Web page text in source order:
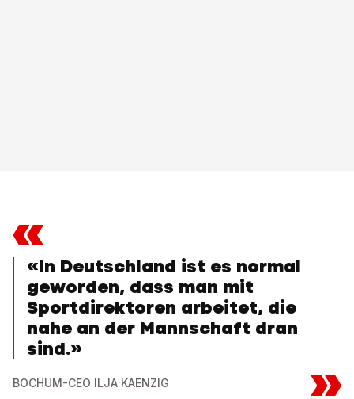
«
«In Deutschland ist es normal
geworden, dass man mit
Sportdirektoren arbeitet, die
nahe an der Mannschaft dran
sind.»
BOCHUM-CEO ILJA KAENZIG »